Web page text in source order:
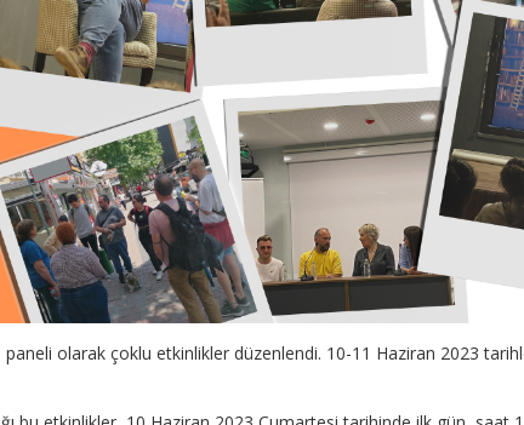
paneli olarak çoklu etkinlikler düzenlendi. 10-11 Haziran 2023